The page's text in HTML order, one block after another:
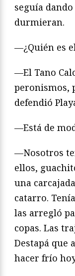
seguía
durmieran.
—¿Quién es
—El Tano
peronismos,
defendió
—Está de
—Nosotros
ellos,
una
catarro.
las arregló
copas. Las
Destapá que
hacer frío